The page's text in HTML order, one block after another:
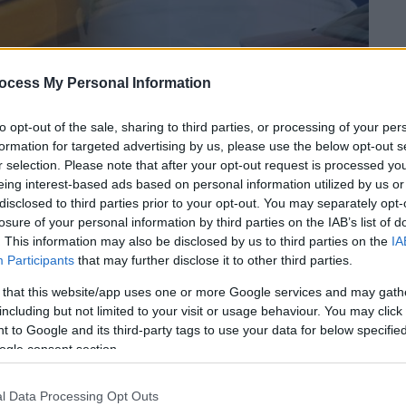
My Personal Information
opt-out of the sale, sharing to third parties, or processing of your
for targeted advertising by us, please use the below opt-out
selection. Please note that after your opt-out request is processed
interest-based ads based on personal information utilized by us
to third parties prior to your opt-out. You may separately
of your personal information by third parties on the IAB’s list of
This information may also be disclosed by us to third parties on the
Participants that may further disclose it to other third parties.
that this website/app uses one or more Google services and may
but not limited to your visit or usage behaviour. You may
to Google and its third-party tags to use your data for below
consent section.
Data Processing Opt Outs
το ΕΘΝΟΣ στη Google
ότι ήδη βρισκόμαστε σε τροχιά ενός
. Ο καθηγητής Μικροβιολογίας,
επιτροπής των ειδικών του υπουργείου
στη χώρα, επισημαίνοντας ότι
τόνισε πως υπάρχει ένα σημαντικό
όλη την Ευρώπη. Όπως εξήγησε, το
της μετάλλαξης Δέλτα και τη
και με το γεγονός πως το